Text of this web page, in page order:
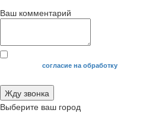
Ваш комментарий
Я даю своесогласие на обработку
Жду звонка
Выберите ваш город